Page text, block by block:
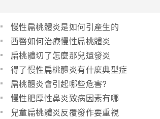
慢性扁桃體炎是如何引產生的
西醫如何治療慢性扁桃體炎
扁桃體切了怎麼那兒還發炎
得了慢性扁桃體炎有什麼典型症
狀
扁桃體炎會引起哪些危害?
慢性肥厚性鼻炎致病因素有哪
些？兒童扁桃體炎反覆發作要重視